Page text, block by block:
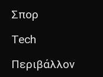
Σπορ
Tech
Περιβάλλον